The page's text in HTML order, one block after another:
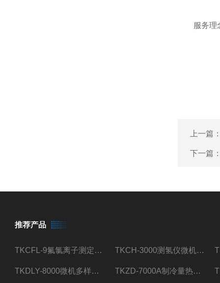
服务理
上一篇
下一篇
推荐产品
TKCFL-9氟氯离子测定仪自动煤质检测 TKCH-3000测氢仪微机氢元素测定煤质检测
TKDLY-8000微机多样测硫仪自动定硫仪化验室硫含量测定 TKZD-7000A制冷量热仪自动升降热值仪煤质检测